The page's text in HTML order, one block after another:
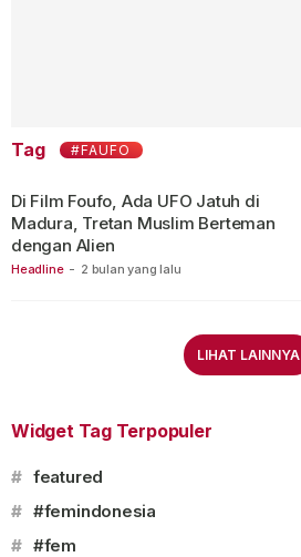
Tag #FAUFO
Headline - 2 bulan yang lalu
Di Film Foufo, Ada UFO Jatuh di
Madura, Tretan Muslim Berteman
dengan Alien
LIHAT LAINNYA
Widget Tag Terpopuler
# featured
# #femindonesia
# #fem